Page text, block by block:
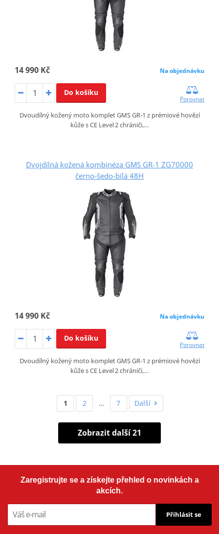
14 990 Kč Na objednávku
Do košíku
Porovnat
Dvoudílný kožený moto komplet GMS GR‑1 z prémiové hovězí
kůže s CE Level 2 chrániči,…
Dvojdílná kožená kombinéza GMS GR-1 ZG70000
černo-šedo-bílá 48H
14 990 Kč Na objednávku
Do košíku
Porovnat
Dvoudílný kožený moto komplet GMS GR‑1 z prémiové hovězí
kůže s CE Level 2 chrániči,…
1 2 … 7 Další
Zobrazit další 21
Zaregistrujte se a získejte přehled o novinkách a
akcích.
Přihlásit se